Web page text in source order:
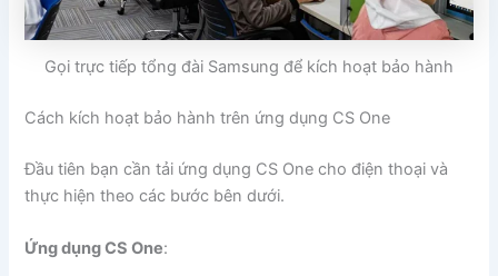
Gọi trực tiếp tổng đài Samsung để kích hoạt bảo hành
Cách kích hoạt bảo hành trên ứng dụng CS One
Đầu tiên bạn cần tải ứng dụng CS One cho điện thoại và
thực hiện theo các bước bên dưới.
Ứng dụng CS One: